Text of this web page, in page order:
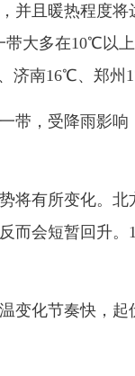
且暖热程度将
大多在10℃以
南16℃、郑州
，受降雨影响
有所变化。北
而会短暂回升
化节奏快，起